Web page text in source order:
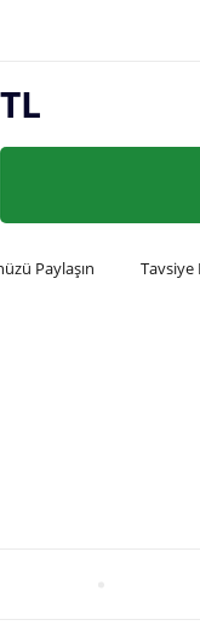
Paylaşın Tavsiye